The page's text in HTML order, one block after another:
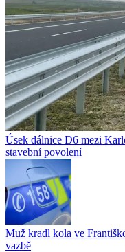
Úsek dálnice D6 mezi
stavební povolení
Muž kradl kola ve
vazbě